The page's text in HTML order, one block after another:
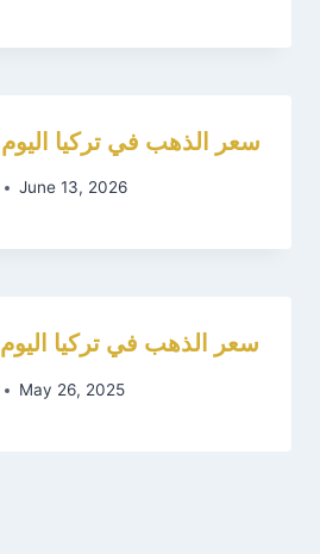
سعر الذهب في تركيا اليوم 13 يونيو 2026
June 13, 2026
سعر الذهب في تركيا اليوم 26 مايو 2025
May 26, 2025